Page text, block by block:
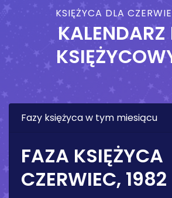
KSIĘŻYCA DLA
KALENDARZ
Fazy księżyca w tym miesiącu
FAZA KSIĘŻYCA
CZERWIEC, 1982